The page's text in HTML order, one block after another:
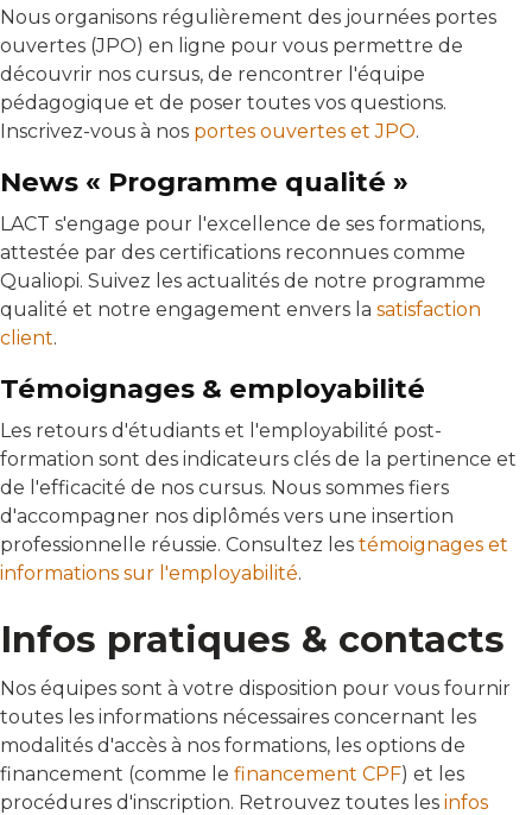
Nous organisons régulièrement des journées portes
ouvertes (JPO) en ligne pour vous permettre de
découvrir nos cursus, de rencontrer l'équipe
pédagogique et de poser toutes vos questions.
Inscrivez-vous à nos portes ouvertes et JPO.
News « Programme qualité »
LACT s'engage pour l'excellence de ses formations,
attestée par des certifications reconnues comme
Qualiopi. Suivez les actualités de notre programme
qualité et notre engagement envers la satisfaction
client.
Témoignages & employabilité
Les retours d'étudiants et l'employabilité post-
formation sont des indicateurs clés de la pertinence et
de l'efficacité de nos cursus. Nous sommes fiers
d'accompagner nos diplômés vers une insertion
professionnelle réussie. Consultez les témoignages et
informations sur l'employabilité.
Infos pratiques & contacts
Nos équipes sont à votre disposition pour vous fournir
toutes les informations nécessaires concernant les
modalités d'accès à nos formations, les options de
financement (comme le financement CPF) et les
procédures d'inscription. Retrouvez toutes les infos